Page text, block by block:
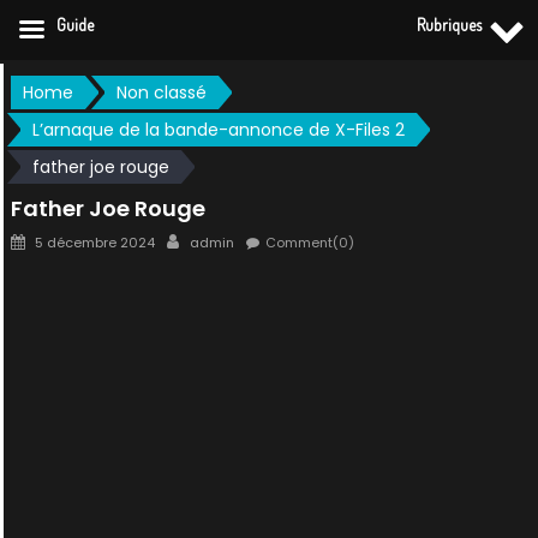
Skip
to
content
Home
Non classé
L’arnaque de la bande-annonce de X-Files 2
father joe rouge
Father Joe Rouge
Posted
5 décembre 2024 Author
admin Comment(0)
Guide Rubriques